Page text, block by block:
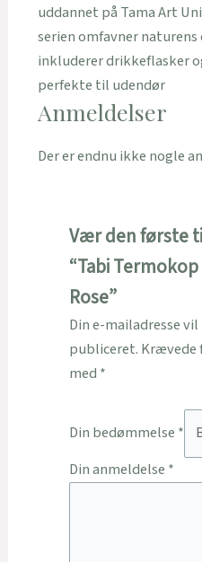
uddannet på Tama Art
serien omfavner
inkluderer drikkeflasker
perfekte til udendør
Anmeldelser
Der er endnu ikke nogle
Vær den første
“Tabi
Rose”
Din e-mailadresse
publiceret. Krævede
med *
Din bedømmelse *
Din anmeldelse *